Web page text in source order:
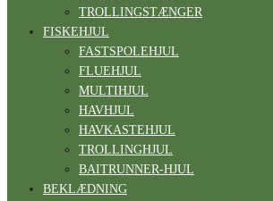
TROLLINGSTÆNGER
FISKEHJUL
FASTSPOLEHJUL
FLUEHJUL
MULTIHJUL
HAVHJUL
HAVKASTEHJUL
TROLLINGHJUL
BAITRUNNER-HJUL
BEKLÆDNING